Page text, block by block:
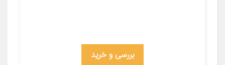
بررسی و خرید